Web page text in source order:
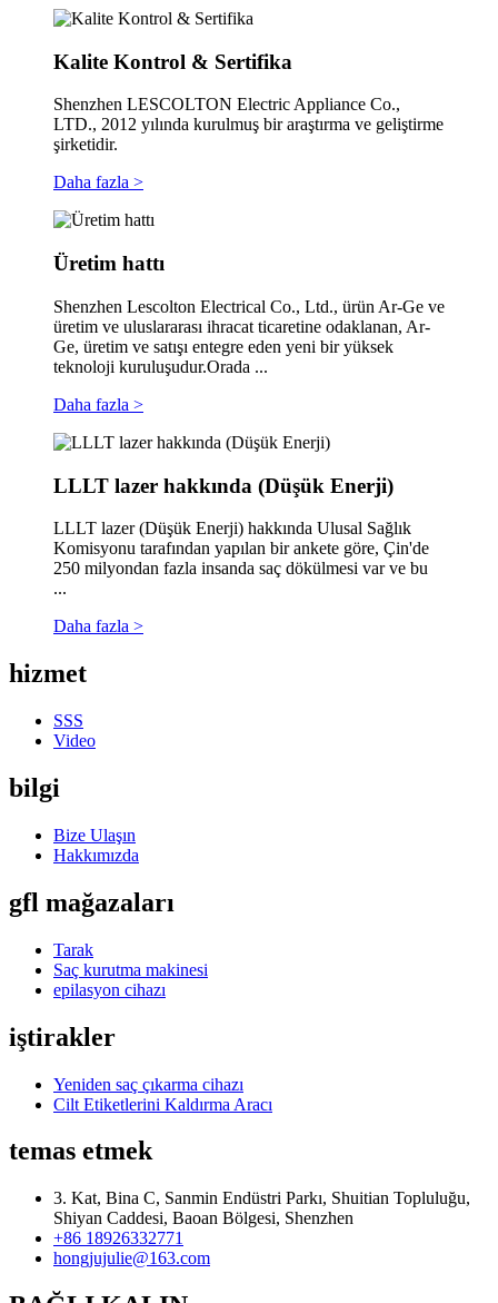
Kalite Kontrol & Sertifika
Shenzhen LESCOLTON Electric Appliance Co.,
LTD., 2012 yılında kurulmuş bir araştırma ve geliştirme
şirketidir.
Daha fazla >
Üretim hattı
Shenzhen Lescolton Electrical Co., Ltd., ürün Ar-Ge ve
üretim ve uluslararası ihracat ticaretine odaklanan, Ar-
Ge, üretim ve satışı entegre eden yeni bir yüksek
teknoloji kuruluşudur.Orada ...
Daha fazla >
LLLT lazer hakkında (Düşük Enerji)
LLLT lazer (Düşük Enerji) hakkında Ulusal Sağlık
Komisyonu tarafından yapılan bir ankete göre, Çin'de
250 milyondan fazla insanda saç dökülmesi var ve bu
...
Daha fazla >
hizmet
SSS
Video
bilgi
Bize Ulaşın
Hakkımızda
gfl mağazaları
Tarak
Saç kurutma makinesi
epilasyon cihazı
iştirakler
Yeniden saç çıkarma cihazı
Cilt Etiketlerini Kaldırma Aracı
temas etmek
3. Kat, Bina C, Sanmin Endüstri Parkı, Shuitian Topluluğu,
Shiyan Caddesi, Baoan Bölgesi, Shenzhen
+86 18926332771
hongjujulie@163.com